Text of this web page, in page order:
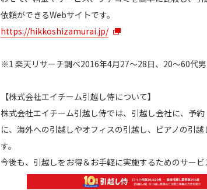
依頼ができるWebサイトです。
https://hikkoshizamurai.jp/
※1 楽天リサーチ調べ2016年4月27～28日、20～60代
【株式会社エイチーム引越し侍について】
株式会社エイチーム引越し侍では、引越し会社に、予
に、海外への引越しやオフィスの引越し、ピアノの引
す。
今後も、引越しをお得＆お手軽に実施するためのサービ